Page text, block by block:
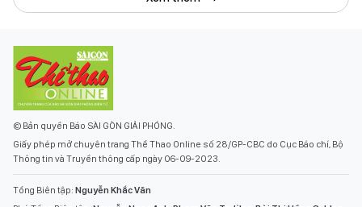
© Bản quyền Báo SÀI GÒN GIẢI PHÓNG.
Giấy phép mở chuyên trang Thể Thao Online số 28/GP-CBC do Cục Báo chí, Bộ
Thông tin và Truyền thông cấp ngày 06-09-2023.
Tổng Biên tập: Nguyễn Khắc Văn